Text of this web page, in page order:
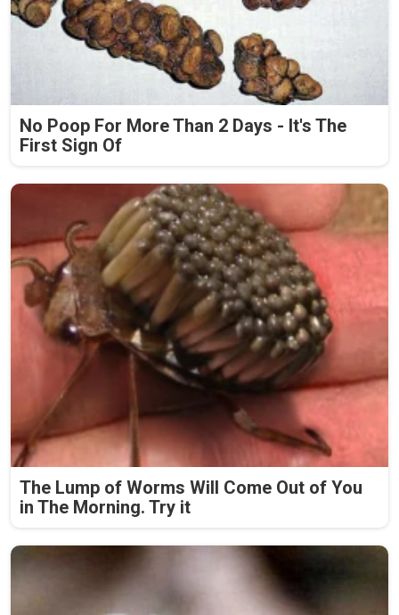
No Poop For More Than 2 Days - It's The
First Sign Of
The Lump of Worms Will Come Out of You
in The Morning. Try it